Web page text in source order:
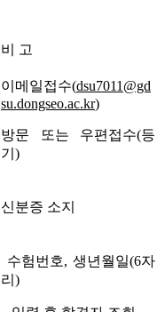
비 고
이메일접수(dsu7011@gd
su.dongseo.ac.kr)
방문 또는 우편접수(등
기)
신분증 소지
수험번호, 생년월일(6자
리)